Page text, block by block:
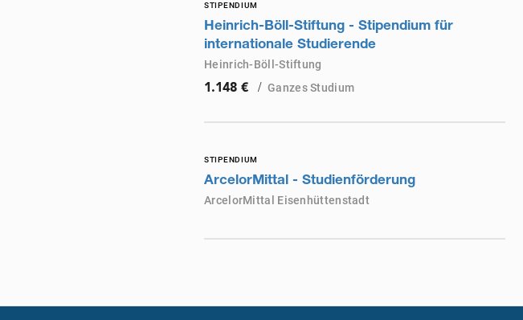
STIPENDIUM
Heinrich-Böll-Stiftung - Stipendium für
internationale Studierende
Heinrich-Böll-Stiftung
1.148 €
/ Ganzes Studium
STIPENDIUM
ArcelorMittal - Studienförderung
ArcelorMittal Eisenhüttenstadt